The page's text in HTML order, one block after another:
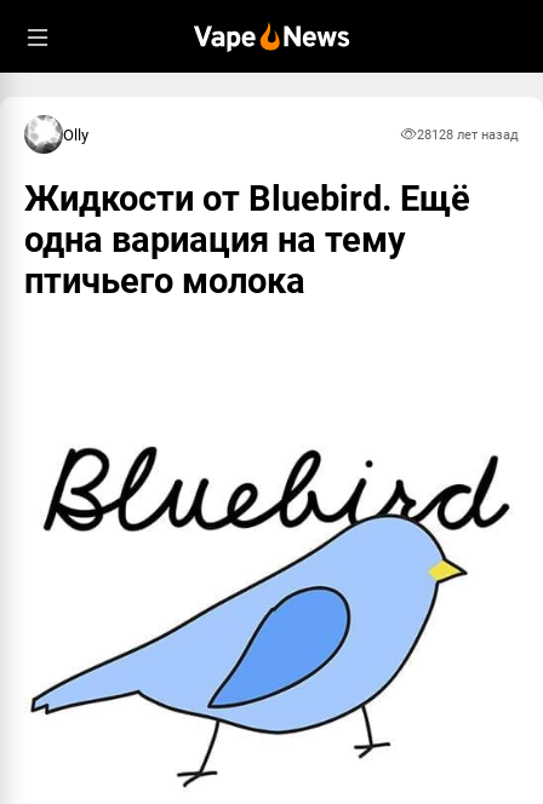
Olly 28128 лет назад
Жидкости от Bluebird. Ещё
одна вариация на тему
птичьего молока